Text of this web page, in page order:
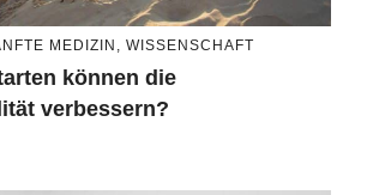
MEDIZIN WISSENSCHAFT
können die
verbessern?